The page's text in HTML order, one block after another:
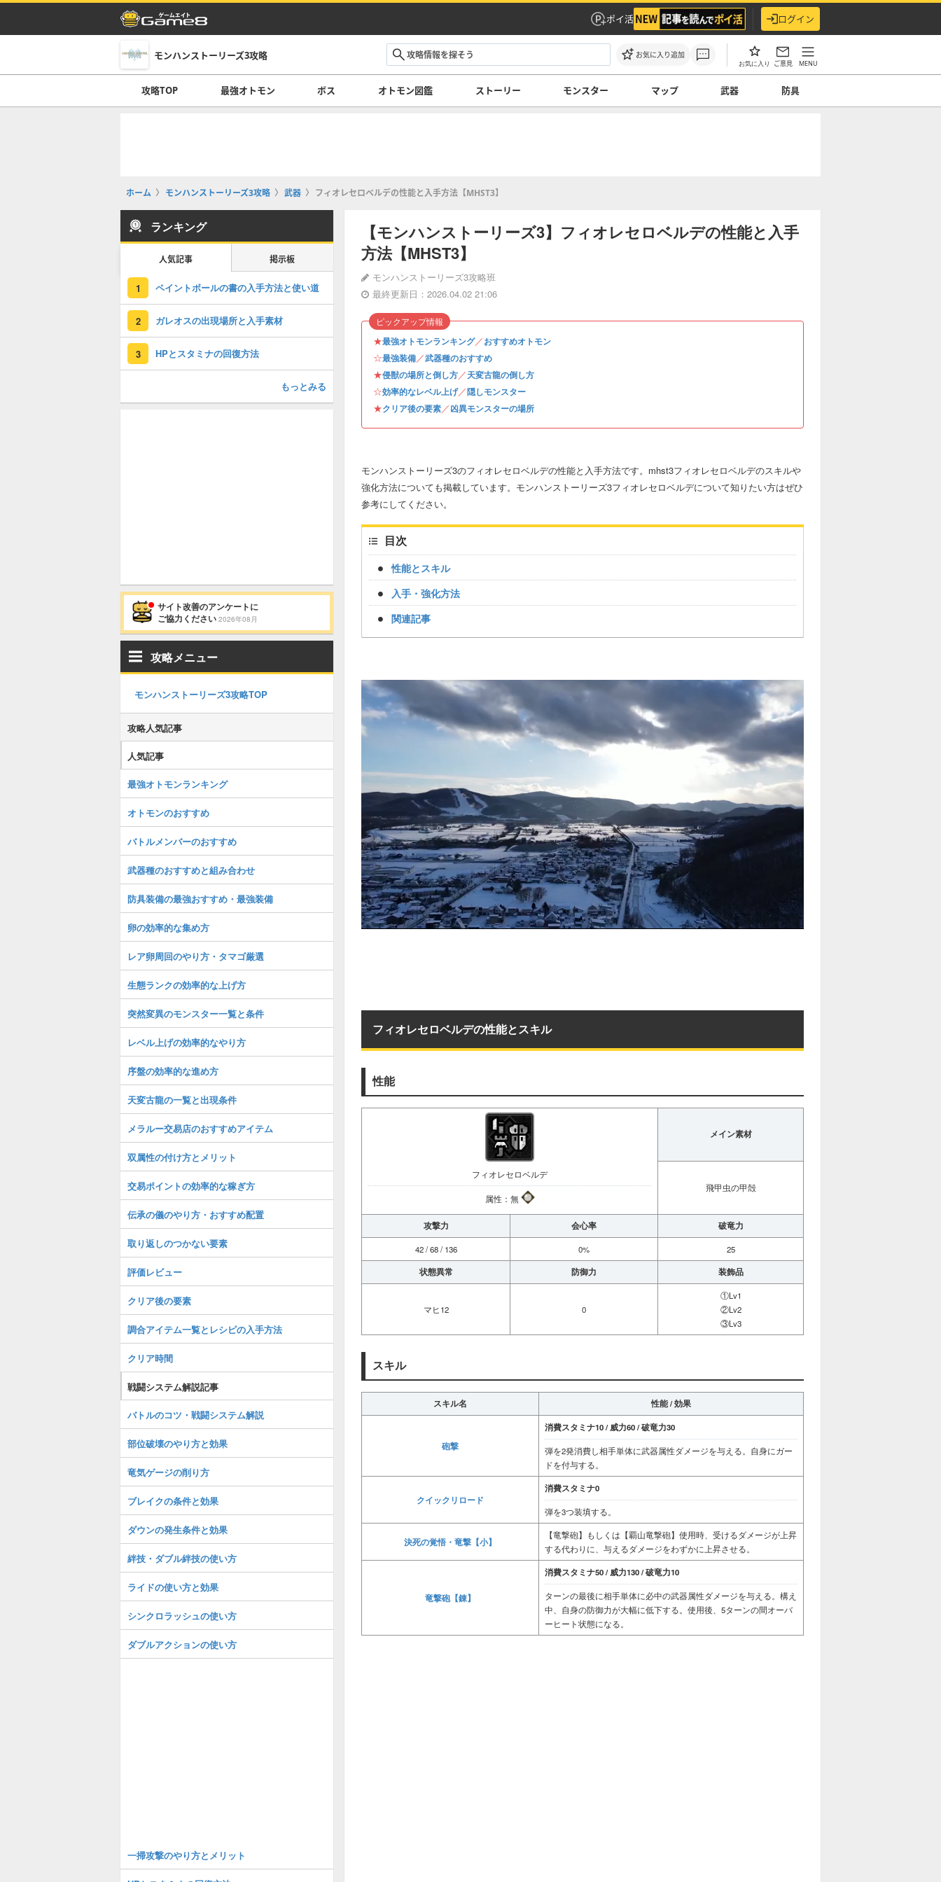
ポイ活 ログイン
モンハンストーリーズ3攻略 お気に入り追加
お気に入り ご意見 MENU
攻略TOP 最強オトモン ボス オトモン図鑑 ストーリー モンスター マップ 武器 防具
ホーム モンハンストーリーズ3攻略 武器 フィオレセロベルデの性能と入手方法【MHST3】
【モンハンストーリーズ3】フィオレセロベルデの性能と入手
方法【MHST3】
モンハンストーリーズ3攻略班
最終更新日：2026.04.02 21:06
★最強オトモンランキング／おすすめオトモン
☆最強装備／武器種のおすすめ
★侵獣の場所と倒し方／天変古龍の倒し方
☆効率的なレベル上げ／隠しモンスター
★クリア後の要素／凶異モンスターの場所
ピックアップ情報
モンハンストーリーズ3のフィオレセロベルデの性能と入手方法です。mhst3フィオレセロベルデのスキルや
強化方法についても掲載しています。モンハンストーリーズ3フィオレセロベルデについて知りたい方はぜひ
参考にしてください。
目次
性能とスキル
入手・強化方法
関連記事
フィオレセロベルデの性能とスキル
性能
フィオレセロベルデ
属性：無
メイン素材
飛甲虫の甲殻
攻撃力 会心率 破竜力
42 / 68 / 136 0% 25
状態異常 防御力 装飾品
マヒ12 0
①Lv1
②Lv2
③Lv3
スキル
スキル名 性能 / 効果
砲撃
消費スタミナ10 / 威力60 / 破竜力30
弾を2発消費し相手単体に武器属性ダメージを与える。自身にガー
ドを付与する。
クイックリロード
消費スタミナ0
弾を3つ装填する。
決死の覚悟・竜撃【小】
【竜撃砲】もしくは【覇山竜撃砲】使用時、受けるダメージが上昇
する代わりに、与えるダメージをわずかに上昇させる。
竜撃砲【錬】
消費スタミナ50 / 威力130 / 破竜力10
ターンの最後に相手単体に必中の武器属性ダメージを与える。構え
中、自身の防御力が大幅に低下する。使用後、5ターンの間オーバ
ーヒート状態になる。
ランキング
人気記事 掲示板
1 ペイントボールの書の入手方法と使い道
2 ガレオスの出現場所と入手素材
3 HPとスタミナの回復方法
もっとみる
サイト改善のアンケートに
ご協力ください 2026年08月
攻略メニュー
モンハンストーリーズ3攻略TOP
攻略人気記事
人気記事
最強オトモンランキング
オトモンのおすすめ
バトルメンバーのおすすめ
武器種のおすすめと組み合わせ
防具装備の最強おすすめ・最強装備
卵の効率的な集め方
レア卵周回のやり方・タマゴ厳選
生態ランクの効率的な上げ方
突然変異のモンスター一覧と条件
レベル上げの効率的なやり方
序盤の効率的な進め方
天変古龍の一覧と出現条件
メラルー交易店のおすすめアイテム
双属性の付け方とメリット
交易ポイントの効率的な稼ぎ方
伝承の儀のやり方・おすすめ配置
取り返しのつかない要素
評価レビュー
クリア後の要素
調合アイテム一覧とレシピの入手方法
クリア時間
戦闘システム解説記事
バトルのコツ・戦闘システム解説
部位破壊のやり方と効果
竜気ゲージの削り方
ブレイクの条件と効果
ダウンの発生条件と効果
絆技・ダブル絆技の使い方
ライドの使い方と効果
シンクロラッシュの使い方
ダブルアクションの使い方
一掃攻撃のやり方とメリット